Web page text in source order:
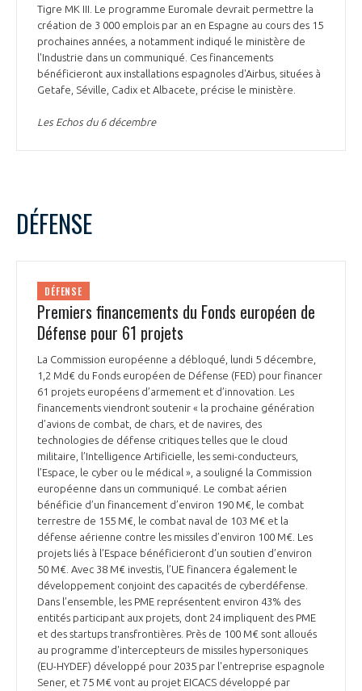
Tigre MK III. Le programme Euromale devrait permettre la
création de 3 000 emplois par an en Espagne au cours des 15
prochaines années, a notamment indiqué le ministère de
l'Industrie dans un communiqué. Ces financements
bénéficieront aux installations espagnoles d'Airbus, situées à
Getafe, Séville, Cadix et Albacete, précise le ministère.
Les Echos du 6 décembre
DÉFENSE
DÉFENSE
Premiers financements du Fonds européen de
Défense pour 61 projets
La Commission européenne a débloqué, lundi 5 décembre,
1,2 Md€ du Fonds européen de Défense (FED) pour financer
61 projets européens d’armement et d’innovation. Les
financements viendront soutenir « la prochaine génération
d’avions de combat, de chars, et de navires, des
technologies de défense critiques telles que le cloud
militaire, l’Intelligence Artificielle, les semi-conducteurs,
l’Espace, le cyber ou le médical », a souligné la Commission
européenne dans un communiqué. Le combat aérien
bénéficie d’un financement d’environ 190 M€, le combat
terrestre de 155 M€, le combat naval de 103 M€ et la
défense aérienne contre les missiles d’environ 100 M€. Les
projets liés à l’Espace bénéficieront d’un soutien d’environ
50 M€. Avec 38 M€ investis, l’UE financera également le
développement conjoint des capacités de cyberdéfense.
Dans l’ensemble, les PME représentent environ 43% des
entités participant aux projets, dont 24 impliquent des PME
et des startups transfrontières. Près de 100 M€ sont alloués
au programme d'intercepteurs de missiles hypersoniques
(EU-HYDEF) développé pour 2035 par l'entreprise espagnole
Sener, et 75 M€ vont au projet EICACS développé par